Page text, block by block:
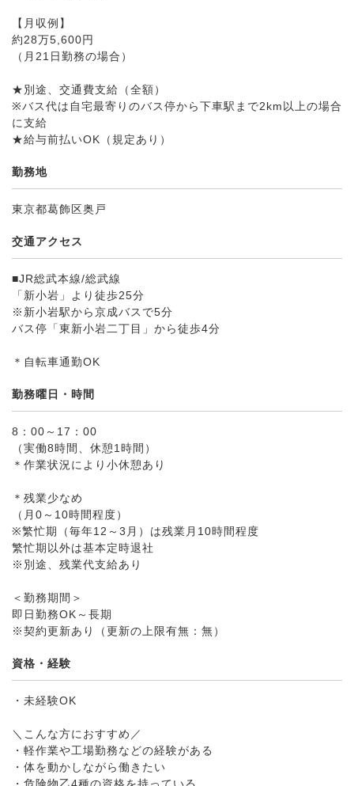
【月収例】
約28万5,600円
（月21日勤務の場合）
★別途、交通費支給（全額）
※バス代は自宅最寄りのバス停から下車駅まで2km以上の場合
に支給
★給与前払いOK（規定あり）
勤務地
東京都葛飾区奥戸
交通アクセス
■JR総武本線/総武線
「新小岩」より徒歩25分
※新小岩駅から京成バスで5分
バス停「東新小岩二丁目」から徒歩4分
＊自転車通勤OK
勤務曜日・時間
8：00～17：00
（実働8時間、休憩1時間）
＊作業状況により小休憩あり
＊残業少なめ
（月0～10時間程度）
※繁忙期（毎年12～3月）は残業月10時間程度
繁忙期以外は基本定時退社
※別途、残業代支給あり
＜勤務期間＞
即日勤務OK～長期
※契約更新あり（更新の上限有無：無）
資格・経験
・未経験OK
＼こんな方におすすめ／
・軽作業や工場勤務などの経験がある
・体を動かしながら働きたい